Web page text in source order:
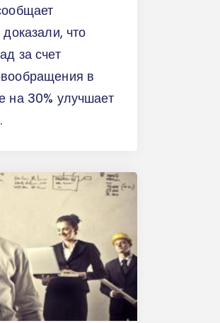
что
за счет
в
на 30% улучшает